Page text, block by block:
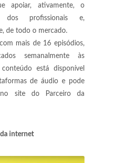
apoiar, ativamente, o
dos profissionais e,
de todo o mercado.
mais de 16 episódios,
semanalmente às
está disponível
de áudio e pode
site do Parceiro da
internet